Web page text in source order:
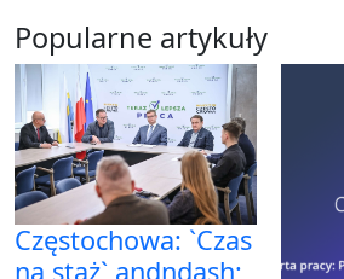
Popularne artykuły
Częstochowa: `Czas
na staż` andndash;